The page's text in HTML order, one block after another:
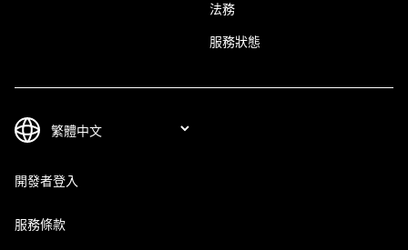
法務
服務狀態
開發者登入
服務條款